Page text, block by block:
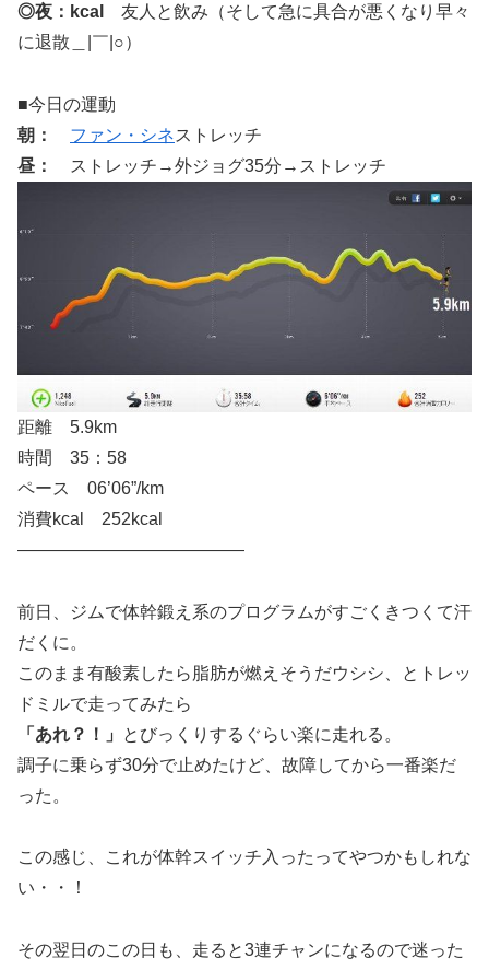
◎夜：kcal
友人と飲み（そして急に具合が悪くなり早々
に退散＿|￣|○）
■今日の運動
朝：
ファン・シネストレッチ
昼：
ストレッチ→外ジョグ35分→ストレッチ
距離 5.9km
時間 35：58
ペース 06’06”/km
消費kcal 252kcal
—————————————
前日、ジムで体幹鍛え系のプログラムがすごくきつくて汗
だくに。
このまま有酸素したら脂肪が燃えそうだウシシ、とトレッ
ドミルで走ってみたら
「あれ？！」
とびっくりするぐらい楽に走れる。
調子に乗らず30分で止めたけど、故障してから一番楽だ
った。
この感じ、これが体幹スイッチ入ったってやつかもしれな
い・・！
その翌日のこの日も、走ると3連チャンになるので迷った